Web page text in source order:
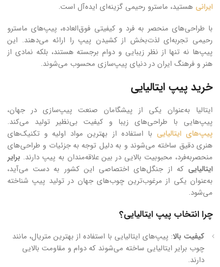
ایرانی هستید، ماسترو رحیمی گزینه‌ای ایده‌آل است.
با طراحی‌های منحصر به فرد و کیفیتی فوق‌العاده، پیپ‌های ماسترو
رحیمی تجربه‌ای لذت‌بخش از کشیدن پیپ را ارائه می‌دهند. این
پیپ‌ها نه تنها از نظر زیبایی و دوام برجسته هستند، بلکه نمادی از
هنر و فرهنگ ایران در دنیای پیپ‌سازی محسوب می‌شوند.
خرید پیپ ایتالیایی
ایتالیا به‌عنوان یکی از پیشگامان صنعت پیپ‌سازی در جهان،
پیپ‌هایی با طراحی‌های زیبا و کیفیت بی‌نظیر تولید می‌کند.
پیپ‌های ایتالیایی با استفاده از بهترین مواد اولیه و تکنیک‌های
هنری دقیق ساخته می‌شوند و به دلیل توجه به جزئیات و طراحی‌های
منحصربه‌فرد، محبوبیت بالایی در بین علاقه‌مندان به پیپ دارند. برایر
ایتالیایی که از جنگل‌های اختصاصی این کشور به دست می‌آید،
به‌عنوان یکی از مرغوب‌ترین چوب‌های جهان در تولید پیپ شناخته
می‌شود.
چرا انتخاب پیپ ایتالیایی؟
کیفیت بالا: پیپ‌های ایتالیایی با استفاده از بهترین متریال، مانند
چوب برایر ایتالیایی ساخته می‌شوند که دوام و مقاومت بالایی
دارند.